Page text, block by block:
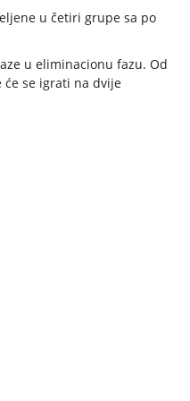
u četiri grupe sa po
u eliminacionu fazu. Od
će se igrati na dvije